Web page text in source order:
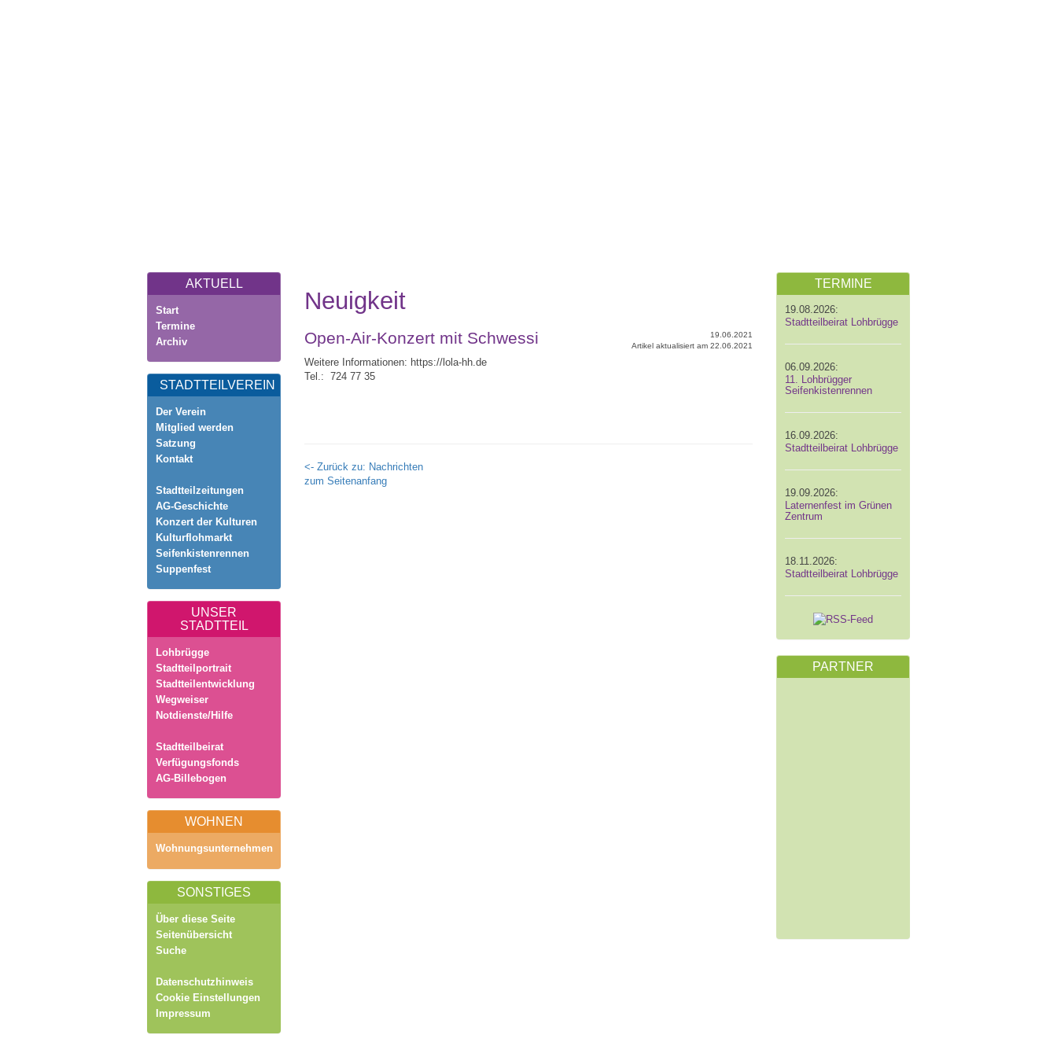
AKTUELL
Start
Termine
Archiv
STADTTEILVEREIN
Der Verein
Mitglied werden
Satzung
Kontakt
Stadtteilzeitungen
AG-Geschichte
Konzert der Kulturen
Kulturflohmarkt
Seifenkistenrennen
Suppenfest
UNSER
STADTTEIL
Lohbrügge
Stadtteilportrait
Stadtteilentwicklung
Wegweiser
Notdienste/Hilfe
Stadtteilbeirat
Verfügungsfonds
AG-Billebogen
WOHNEN
Wohnungsunternehmen
SONSTIGES
Über diese Seite
Seitenübersicht
Suche
Datenschutzhinweis
Cookie Einstellungen
Impressum
Neuigkeit
19.06.2021
Artikel aktualisiert am 22.06.2021
Open-Air-Konzert mit Schwessi
Weitere Informationen: https://lola-hh.de
Tel.: 724 77 35
<- Zurück zu: Nachrichten
zum Seitenanfang
TERMINE
19.08.2026:
Stadtteilbeirat Lohbrügge
06.09.2026:
11. Lohbrügger
Seifenkistenrennen
16.09.2026:
Stadtteilbeirat Lohbrügge
19.09.2026:
Laternenfest im Grünen
Zentrum
18.11.2026:
Stadtteilbeirat Lohbrügge
PARTNER